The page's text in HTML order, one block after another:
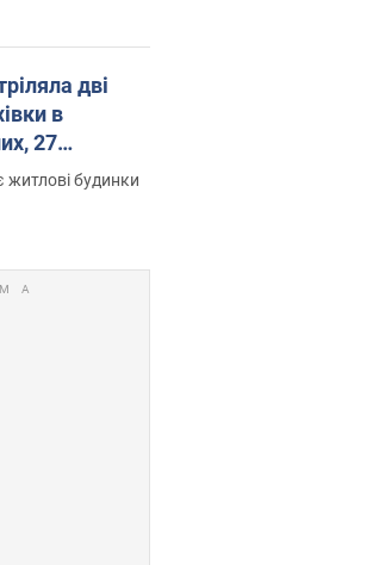
дві
в
27
житлові будинки